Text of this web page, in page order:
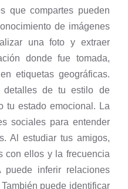
que compartes pueden
de imágenes
una foto y extraer
donde fue tomada,
etiquetas geográficas.
detalles de tu estilo de
tu estado emocional. La
sociales para entender
Al estudiar tus amigos,
con ellos y la frecuencia
inferir relaciones
puede identificar